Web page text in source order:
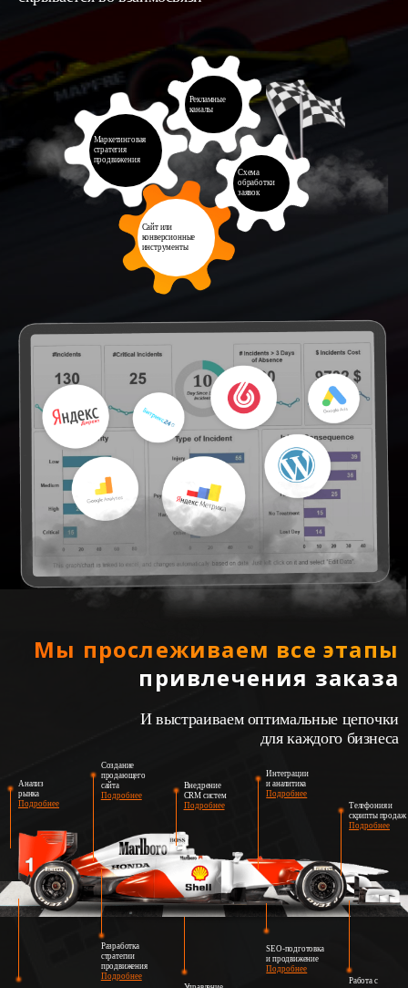
Маркетинговая
стратегия
продвижения
Сайт или
конверсионные
инструменты
Рекламные
каналы
Схема
обработки
заявок
Мы прослеживаем все этапы
привлечения заказа
И выстраиваем оптимальные цепочки
для каждого бизнеса
Анализ
рынка
Подробнее
Создание
продающего
сайта
Подробнее
Внедрение
CRM систем
Подробнее
Интеграции
и аналитика
Подробнее
Телефония и
скрипты продаж
Подробнее
Разработка
стратегии
продвижения
Подробнее
SEO-подготовка
и продвижение
Подробнее
Работа с